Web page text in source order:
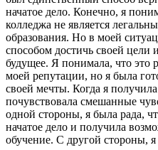
начатое дело. Конечно, я
колледжа не является
образования. Но в моей
способом достичь своей цели
будущее. Я понимала, что это
моей репутации, но я была
своей мечты. Когда я
почувствовала смешанные
одной стороны, я была рада,
начатое дело и получила
обучение. С другой стороны,